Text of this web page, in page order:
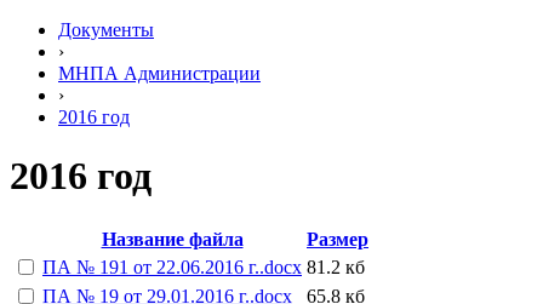
Документы
›
МНПА Администрации
›
2016 год
2016 год
Название файла
Размер
ПА № 191 от 22.06.2016 г..docx 81.2 кб
ПА № 19 от 29.01.2016 г..docx
65.8 кб